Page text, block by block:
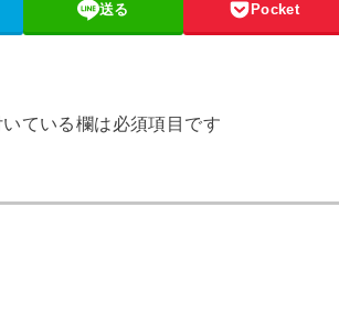
送る Pocket
いている欄は必須項目です